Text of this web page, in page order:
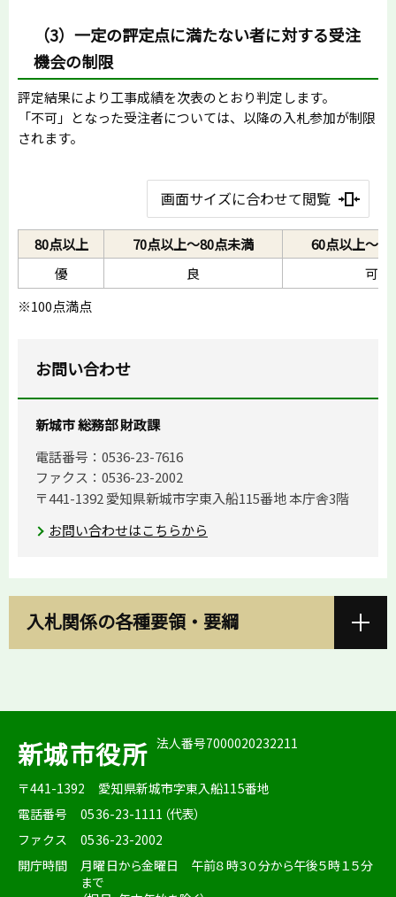
（3）一定の評定点に満たない者に対する受注
機会の制限
評定結果により工事成績を次表のとおり判定します。
「不可」となった受注者については、以降の入札参加が制限
されます。
画面サイズに合わせて閲覧
80点以上 70点以上～80点未満
60点以上～
優
良
可
※100点満点
お問い合わせ
新城市 総務部 財政課
電話番号：0536-23-7616
ファクス：0536-23-2002
〒441-1392 愛知県新城市字東入船115番地 本庁舎3階
お問い合わせはこちらから
入札関係の各種要領・要綱
新城市役所 法人番号7000020232211
〒441-1392
愛知県新城市字東入船115番地
電話番号
0536-23-1111（代表）
ファクス
0536-23-2002
開庁時間
月曜日から金曜日 午前８時３０分から午後５時１５分
まで